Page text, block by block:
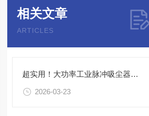
相关文章
ARTICLES
超实用！大功率工业脉冲吸尘器正确使用方法大公开
2026-03-23